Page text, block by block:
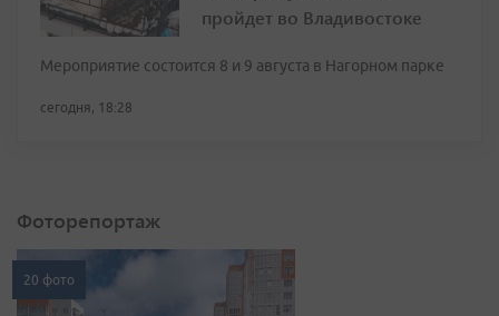
пройдет во Владивостоке
Мероприятие состоится 8 и 9 августа в Нагорном парке
сегодня, 18:28
Фоторепортаж
20 фото